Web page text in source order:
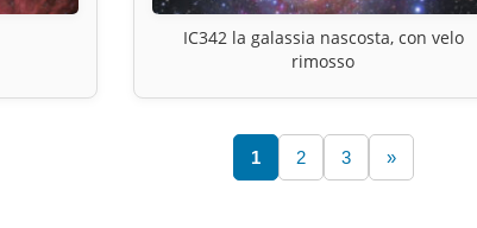
IC342 la galassia nascosta, con velo
rimosso
1 2 3 »